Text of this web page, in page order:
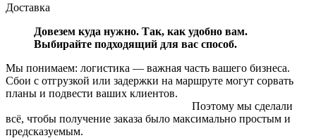
Доставка
Довезем куда нужно. Так, как удобно вам.
Выбирайте подходящий для вас способ.
Мы понимаем: логистика — важная часть вашего бизнеса.
Сбои с отгрузкой или задержки на маршруте могут сорвать
планы и подвести ваших клиентов.
Поэтому мы сделали
всё, чтобы получение заказа было максимально простым и
предсказуемым.